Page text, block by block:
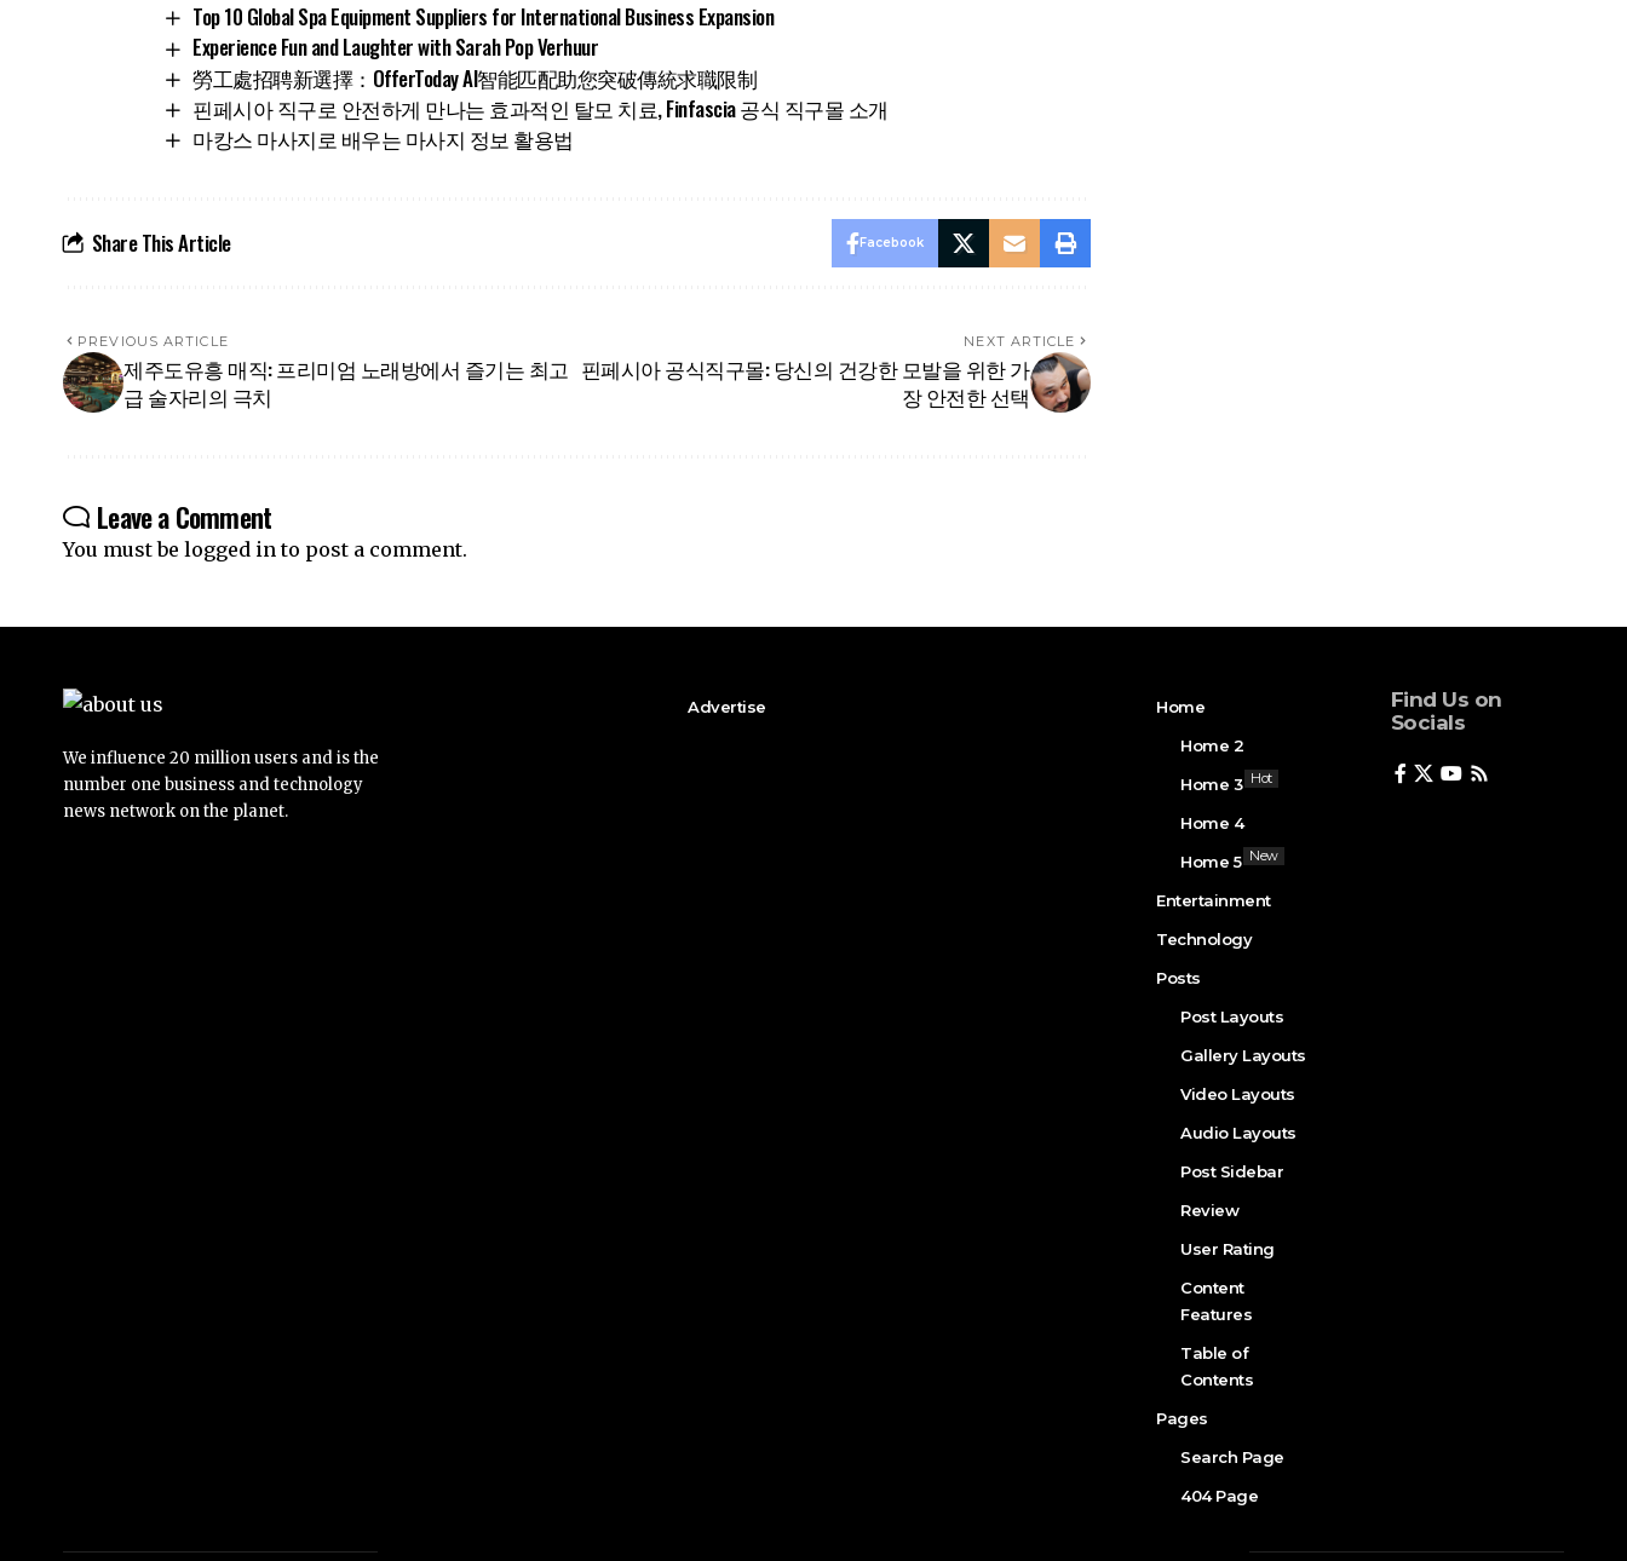
Top 10 Global Spa Equipment Suppliers for International Business Expansion
Experience Fun and Laughter with Sarah Pop Verhuur
勞工處招聘新選擇：OfferToday AI智能匹配助您突破傳統求職限制
핀페시아 직구로 안전하게 만나는 효과적인 탈모 치료, Finfascia 공식 직구몰 소개
마캉스 마사지로 배우는 마사지 정보 활용법
Share This Article Facebook
PREVIOUS ARTICLE
제주도유흥 매직: 프리미엄 노래방에서 즐기는 최고
급 술자리의 극치
NEXT ARTICLE
핀페시아 공식직구몰: 당신의 건강한 모발을 위한 가
장 안전한 선택
Leave a Comment
You must be logged in to post a comment.
We influence 20 million users and is the
number one business and technology
news network on the planet.
Advertise
Home
Home 2
Home 3 Hot
Home 4
Home 5 New
Entertainment
Technology
Posts
Post Layouts
Gallery Layouts
Video Layouts
Audio Layouts
Post Sidebar
Review
User Rating
Content
Features
Table of
Contents
Pages
Search Page
404 Page
Find Us on
Socials